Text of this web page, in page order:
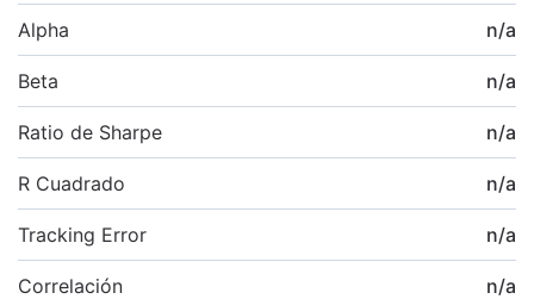
Alpha n/a
Beta n/a
Ratio de Sharpe n/a
R Cuadrado n/a
Tracking Error n/a
Correlación n/a